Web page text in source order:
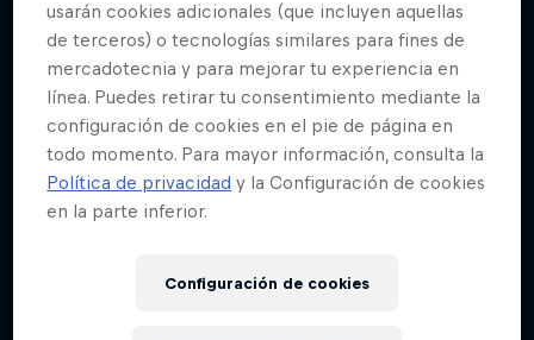
usarán cookies adicionales (que incluyen aquellas
de terceros) o tecnologías similares para fines de
mercadotecnia y para mejorar tu experiencia en
línea. Puedes retirar tu consentimiento mediante la
configuración de cookies en el pie de página en
todo momento. Para mayor información, consulta la
Política de privacidad y la Configuración de cookies
en la parte inferior.
Configuración de cookies